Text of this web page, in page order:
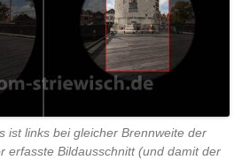
ist links bei gleicher Brennweite der
erfasste Bildausschnitt (und damit der